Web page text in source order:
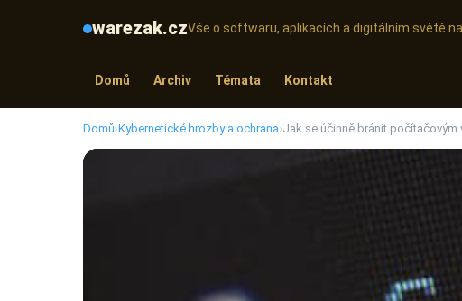
warezak.czVše o softwaru, aplikacích a digitálním světě
Domů Archiv Témata Kontakt
Domů›Kybernetické hrozby a ochrana›Jak se účinně bránit počítačovým